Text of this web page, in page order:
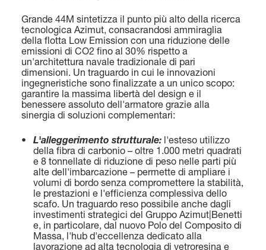
23,64 M (77’ 7”)
LARGHEZZA MAX
5,75 M (18’ 10”)
CABINE
4 + 1 CREW
CONSUMI
SLOW CRUISE - 17,3 KN: 10,7 L/NM, RANGE: 420 NM
FAST CRUISE - 26 KN: 12,8 L/NM, RANGE: 351 NM
Scopri di più
Scopri di più
GRANDE 44M
LUNGHEZZA FUORI TUTTO
43,6 M (143’ 1’’)
LARGHEZZA MAX
8,65 M (28’ 5’’)
CABINE
5/6 + 5
Grande 44M sintetizza il punto più alto della ricerca
tecnologica Azimut, consacrandosi ammiraglia
della flotta Low Emission con una riduzione delle
emissioni di CO2 fino al 30% rispetto a
un'architettura navale tradizionale di pari
dimensioni. Un traguardo in cui le innovazioni
ingegneristiche sono finalizzate a un unico scopo:
garantire la massima libertà del design e il
benessere assoluto dell'armatore grazie alla
sinergia di soluzioni complementari:
• L'alleggerimento strutturale: l'esteso utilizzo
della fibra di carbonio – oltre 1.000 metri quadrati
e 8 tonnellate di riduzione di peso nelle parti più
alte dell'imbarcazione – permette di ampliare i
volumi di bordo senza compromettere la stabilità,
le prestazioni e l'efficienza complessiva dello
scafo. Un traguardo reso possibile anche dagli
investimenti strategici del Gruppo Azimut|Benetti
e, in particolare, dal nuovo Polo del Composito di
Massa, l'hub d'eccellenza dedicato alla
lavorazione ad alta tecnologia di vetroresina e